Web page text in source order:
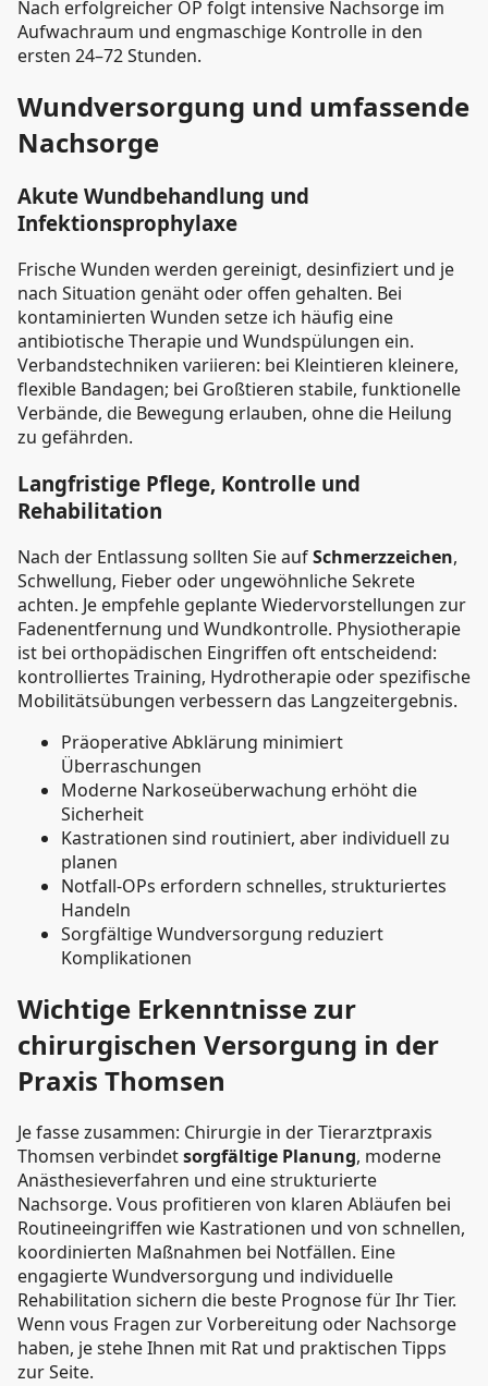
Nach erfolgreicher OP folgt intensive Nachsorge im
Aufwachraum und engmaschige Kontrolle in den
ersten 24–72 Stunden.
Wundversorgung und umfassende
Nachsorge
Akute Wundbehandlung und
Infektionsprophylaxe
Frische Wunden werden gereinigt, desinfiziert und je
nach Situation genäht oder offen gehalten. Bei
kontaminierten Wunden setze ich häufig eine
antibiotische Therapie und Wundspülungen ein.
Verbandstechniken variieren: bei Kleintieren kleinere,
flexible Bandagen; bei Großtieren stabile, funktionelle
Verbände, die Bewegung erlauben, ohne die Heilung
zu gefährden.
Langfristige Pflege, Kontrolle und
Rehabilitation
Nach der Entlassung sollten Sie aufSchmerzzeichen,
Schwellung, Fieber oder ungewöhnliche Sekrete
achten. Je empfehle geplante Wiedervorstellungen zur
Fadenentfernung und Wundkontrolle. Physiotherapie
ist bei orthopädischen Eingriffen oft entscheidend:
kontrolliertes Training, Hydrotherapie oder spezifische
Mobilitätsübungen verbessern das Langzeitergebnis.
Präoperative Abklärung minimiert
Überraschungen
Moderne Narkoseüberwachung erhöht die
Sicherheit
Kastrationen sind routiniert, aber individuell zu
planen
Notfall-OPs erfordern schnelles, strukturiertes
Handeln
Sorgfältige Wundversorgung reduziert
Komplikationen
Wichtige Erkenntnisse zur
chirurgischen Versorgung in der
Praxis Thomsen
Je fasse zusammen: Chirurgie in der Tierarztpraxis
Thomsen verbindetsorgfältige Planung, moderne
Anästhesieverfahren und eine strukturierte
Nachsorge. Vous profitieren von klaren Abläufen bei
Routineeingriffen wie Kastrationen und von schnellen,
koordinierten Maßnahmen bei Notfällen. Eine
engagierte Wundversorgung und individuelle
Rehabilitation sichern die beste Prognose für Ihr Tier.
Wenn vous Fragen zur Vorbereitung oder Nachsorge
haben, je stehe Ihnen mit Rat und praktischen Tipps
zur Seite.